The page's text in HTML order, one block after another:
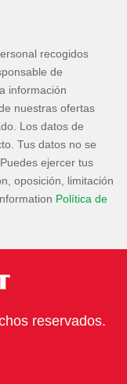
recogidos
de
información
nuestras ofertas
Los datos de
Tus datos no se
ejercer tus
oposición, limitación
Política de
reservados.